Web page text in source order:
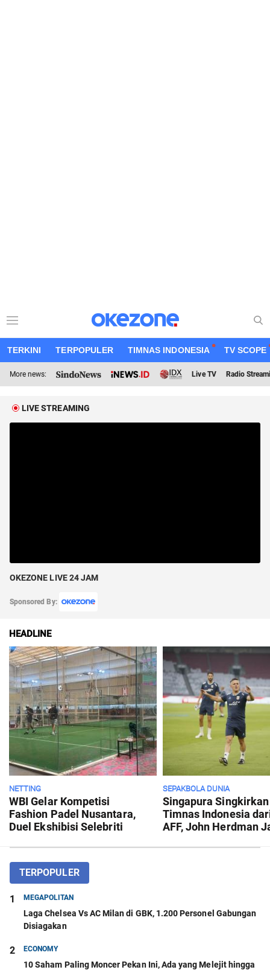
TERKINI TERPOPULER TIMNAS INDONESIA TV SCOPE
More news: Live TV Radio
LIVE STREAMING
OKEZONE LIVE 24 JAM
Sponsored By:
HEADLINE
NETTING
WBI Gelar Kompetisi
Fashion Padel Nusantara,
Duel Ekshibisi Selebriti
SEPAKBOLA DUNIA
Singapura Singkirkan
Timnas Indonesia
AFF, John Herdman
ASEAN Cup 2026
TERPOPULER
1 MEGAPOLITAN
Laga Chelsea Vs AC Milan di GBK, 1.200 Personel Gabungan
Disiagakan
2 ECONOMY
10 Saham Paling Moncer Pekan Ini, Ada yang Melejit hingga